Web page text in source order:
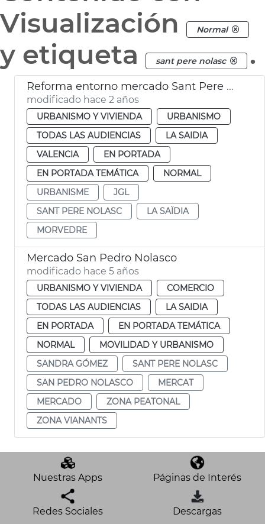
Visualización
Normal
y etiqueta sant pere nolasc .
Reforma entorno mercado Sant Pere Nolasc
modificado hace 2 años
URBANISMO Y VIVIENDA
URBANISMO
TODAS LAS AUDIENCIAS
LA SAIDIA
VALENCIA
EN PORTADA
EN PORTADA TEMÁTICA
NORMAL
URBANISME
JGL
SANT PERE NOLASC
LA SAÏDIA
MORVEDRE
Mercado San Pedro Nolasco
modificado hace 5 años
URBANISMO Y VIVIENDA
COMERCIO
TODAS LAS AUDIENCIAS
LA SAIDIA
EN PORTADA
EN PORTADA TEMÁTICA
NORMAL
MOVILIDAD Y URBANISMO
SANDRA GÓMEZ
SANT PERE NOLASC
SAN PEDRO NOLASCO
MERCAT
MERCADO
ZONA PEATONAL
ZONA VIANANTS
Nuestras Apps Páginas de Interés
Redes Sociales Descargas